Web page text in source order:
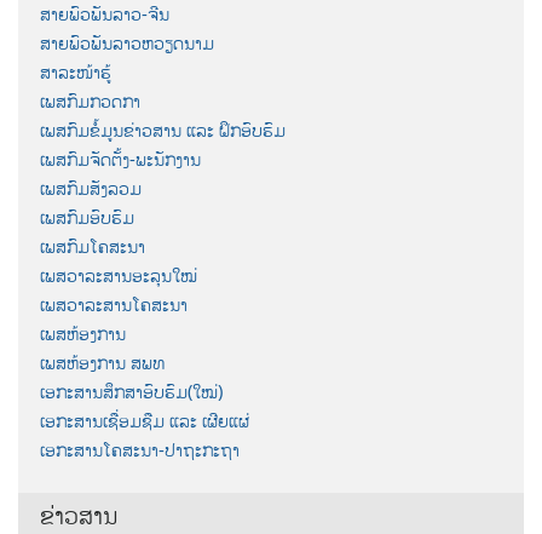
ສາຍພົວພັນລາວ-ຈີນ
ສາຍພົວພັນລາວຫວຽດນາມ
ສາລະໜ້າຮູ້
ເພສກົມກວດກາ
ເພສກົມຂໍ້ມູນຂ່າວສານ ແລະ ຝຶກອົບຮົມ
ເພສກົມຈັດຕັ້ງ-ພະນັກງານ
ເພສກົມສັງລວມ
ເພສກົມອົບຮົມ
ເພສກົມໂຄສະນາ
ເພສວາລະສານອະລຸນໃໝ່
ເພສວາລະສານໂຄສະນາ
ເພສຫ້ອງການ
ເພສຫ້ອງການ ສພທ
ເອກະສານສຶກສາອົບຮົມ(ໃໝ່)
ເອກະສານເຊື່ອມຊືມ ແລະ ເຜີຍແຜ່
ເອກະສານໂຄສະນາ-ປາຖະກະຖາ
ຂ່າວສານ